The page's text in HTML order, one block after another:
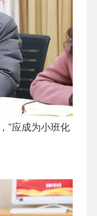
”应成为小班化